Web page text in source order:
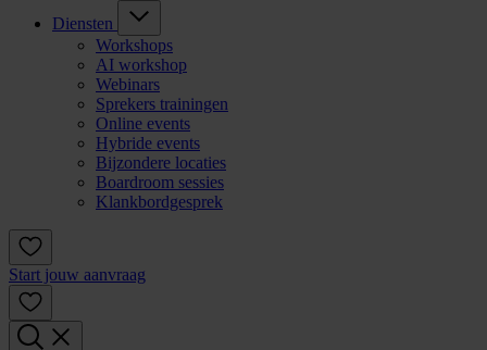
Diensten
Workshops
AI workshop
Webinars
Sprekers trainingen
Online events
Hybride events
Bijzondere locaties
Boardroom sessies
Klankbordgesprek
Start jouw aanvraag